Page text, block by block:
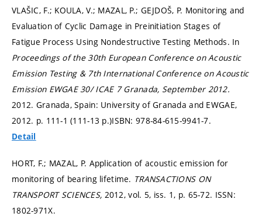
VLAŠIC, F.; KOULA, V.; MAZAL, P.; GEJDOŠ, P. Monitoring and
Evaluation of Cyclic Damage in Preinitiation Stages of
Fatigue Process Using Nondestructive Testing Methods. In
Proceedings of the 30th European Conference on Acoustic
Emission Testing & 7th International Conference on Acoustic
Emission EWGAE 30/ ICAE 7 Granada, September 2012.
2012. Granada, Spain: University of Granada and EWGAE,
2012. p. 111-1 (111-13 p.)ISBN: 978-84-615-9941-7.
Detail
HORT, F.; MAZAL, P. Application of acoustic emission for
monitoring of bearing lifetime. TRANSACTIONS ON
TRANSPORT SCIENCES, 2012, vol. 5, iss. 1, p. 65-72. ISSN:
1802-971X.